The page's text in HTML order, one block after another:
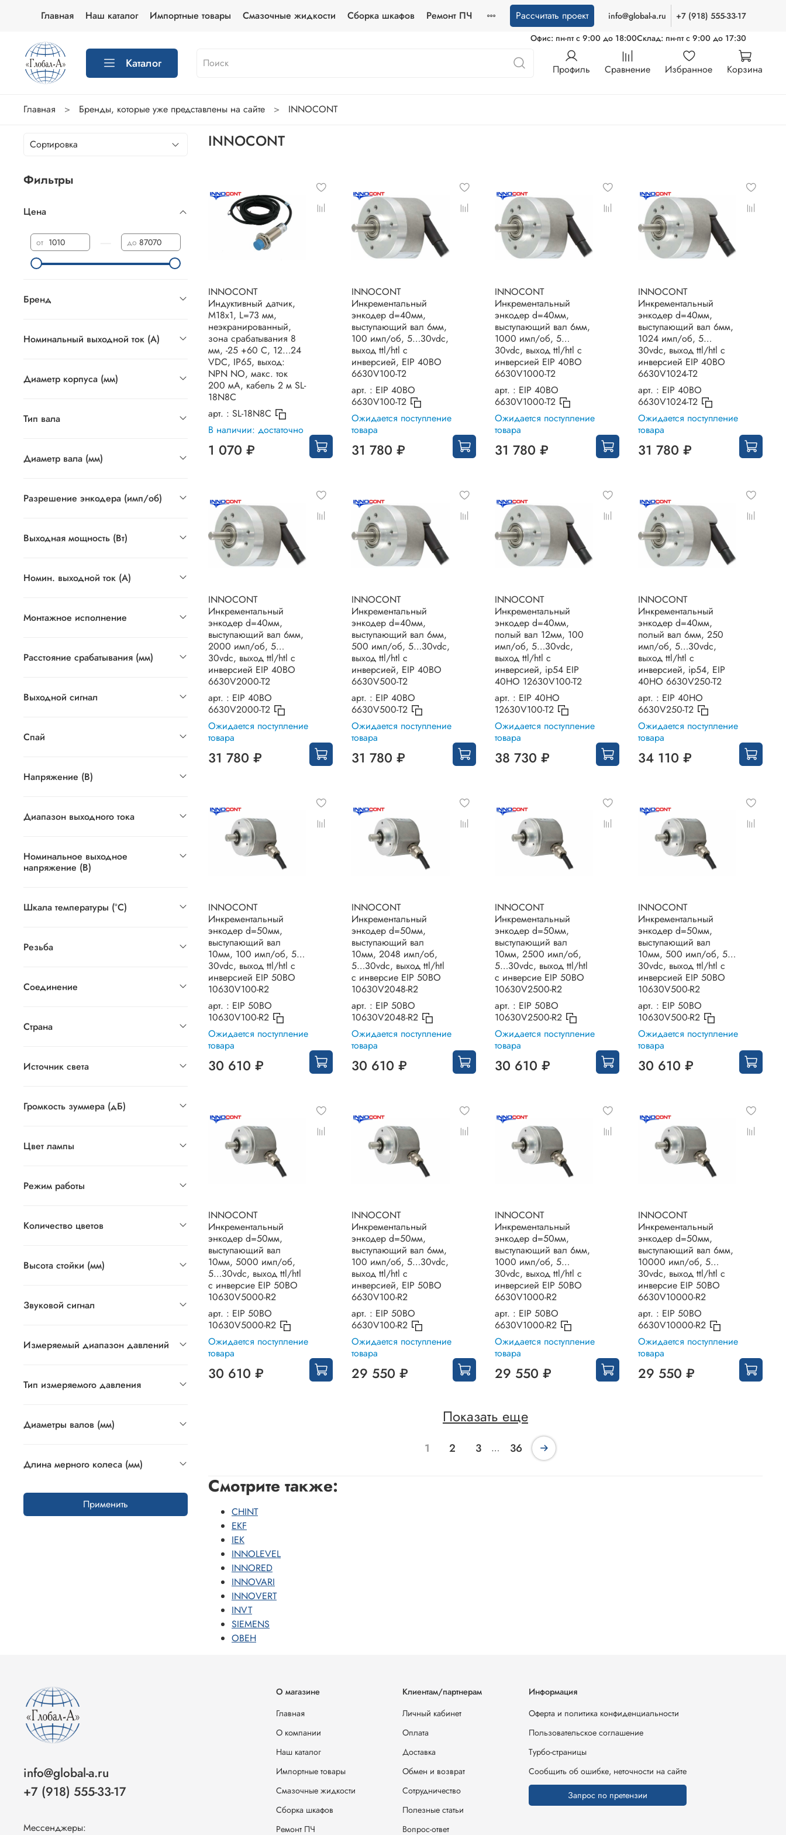
Главная Наш каталог Импортные товары Смазочные жидкости Сборка шкафов Ремонт ПЧ Рассчитать проект info@global-a.ru
+7 (918) 555-33-17
Офис: пн-пт с 9:00 до 18:00Склад: пн-пт с 9:00 до 17:30
Каталог Профиль Сравнение Избранное Корзина
Главная Бренды, которые уже представлены на сайте INNOCONT
INNOCONT
INNOCONT
Индуктивный датчик,
M18x1, L=73 мм,
неэкранированный,
зона срабатывания 8
мм, -25 +60 С, 12…24
VDC, IP65, выход:
NPN NO, макс. ток
200 мА, кабель 2 м SL-
18N8C
арт. : SL-18N8C
В наличии: достаточно
1 070 ₽
INNOCONT
Инкрементальный
энкодер d=40мм,
выступающий вал 6мм,
100 имп/об, 5…30vdc,
выход ttl/htl с
инверсией, EIP 40BO
6630V100-T2
арт. : EIP 40BO
6630V100-T2
Ожидается поступление
товара
31 780 ₽
INNOCONT
Инкрементальный
энкодер d=40мм,
выступающий вал 6мм,
1000 имп/об, 5…
30vdc, выход ttl/htl с
инверсией EIP 40BO
6630V1000-T2
арт. : EIP 40BO
6630V1000-T2
Ожидается поступление
товара
31 780 ₽
INNOCONT
Инкрементальный
энкодер d=40мм,
выступающий вал 6мм,
1024 имп/об, 5…
30vdc, выход ttl/htl с
инверсией EIP 40BO
6630V1024-T2
арт. : EIP 40BO
6630V1024-T2
Ожидается поступление
товара
31 780 ₽
INNOCONT
Инкрементальный
энкодер d=40мм,
выступающий вал 6мм,
2000 имп/об, 5…
30vdc, выход ttl/htl с
инверсией EIP 40BO
6630V2000-T2
арт. : EIP 40BO
6630V2000-T2
Ожидается поступление
товара
31 780 ₽
INNOCONT
Инкрементальный
энкодер d=40мм,
выступающий вал 6мм,
500 имп/об, 5…30vdc,
выход ttl/htl с
инверсией, EIP 40BO
6630V500-T2
арт. : EIP 40BO
6630V500-T2
Ожидается поступление
товара
31 780 ₽
INNOCONT
Инкрементальный
энкодер d=40мм,
полый вал 12мм, 100
имп/об, 5…30vdc,
выход ttl/htl с
инверсией, ip54 EIP
40HO 12630V100-T2
арт. : EIP 40HO
12630V100-T2
Ожидается поступление
товара
38 730 ₽
INNOCONT
Инкрементальный
энкодер d=40мм,
полый вал 6мм, 250
имп/об, 5…30vdc,
выход ttl/htl с
инверсией, ip54, EIP
40HO 6630V250-T2
арт. : EIP 40HO
6630V250-T2
Ожидается поступление
товара
34 110 ₽
INNOCONT
Инкрементальный
энкодер d=50мм,
выступающий вал
10мм, 100 имп/об, 5…
30vdc, выход ttl/htl с
инверсией EIP 50BO
10630V100-R2
арт. : EIP 50BO
10630V100-R2
Ожидается поступление
товара
30 610 ₽
INNOCONT
Инкрементальный
энкодер d=50мм,
выступающий вал
10мм, 2048 имп/об,
5…30vdc, выход ttl/htl
с инверсие EIP 50BO
10630V2048-R2
арт. : EIP 50BO
10630V2048-R2
Ожидается поступление
товара
30 610 ₽
INNOCONT
Инкрементальный
энкодер d=50мм,
выступающий вал
10мм, 2500 имп/об,
5…30vdc, выход ttl/htl
с инверсие EIP 50BO
10630V2500-R2
арт. : EIP 50BO
10630V2500-R2
Ожидается поступление
товара
30 610 ₽
INNOCONT
Инкрементальный
энкодер d=50мм,
выступающий вал
10мм, 500 имп/об, 5…
30vdc, выход ttl/htl с
инверсией EIP 50BO
10630V500-R2
арт. : EIP 50BO
10630V500-R2
Ожидается поступление
товара
30 610 ₽
INNOCONT
Инкрементальный
энкодер d=50мм,
выступающий вал
10мм, 5000 имп/об,
5…30vdc, выход ttl/htl
с инверсие EIP 50BO
10630V5000-R2
арт. : EIP 50BO
10630V5000-R2
Ожидается поступление
товара
30 610 ₽
INNOCONT
Инкрементальный
энкодер d=50мм,
выступающий вал 6мм,
100 имп/об, 5…30vdc,
выход ttl/htl с
инверсией, EIP 50BO
6630V100-R2
арт. : EIP 50BO
6630V100-R2
Ожидается поступление
товара
29 550 ₽
INNOCONT
Инкрементальный
энкодер d=50мм,
выступающий вал 6мм,
1000 имп/об, 5…
30vdc, выход ttl/htl с
инверсией EIP 50BO
6630V1000-R2
арт. : EIP 50BO
6630V1000-R2
Ожидается поступление
товара
29 550 ₽
INNOCONT
Инкрементальный
энкодер d=50мм,
выступающий вал 6мм,
10000 имп/об, 5…
30vdc, выход ttl/htl с
инверсие EIP 50BO
6630V10000-R2
арт. : EIP 50BO
6630V10000-R2
Ожидается поступление
товара
29 550 ₽
Показать еще
1 2 3 … 36
Смотрите также:
CHINT
EKF
IEK
INNOLEVEL
INNORED
INNOVARI
INNOVERT
INVT
SIEMENS
ОВЕН
Фильтры
Цена
от до
Бренд
Номинальный выходной ток (А)
Диаметр корпуса (мм)
Тип вала
Диаметр вала (мм)
Разрешение энкодера (имп/об)
Выходная мощность (Вт)
Номин. выходной ток (А)
Монтажное исполнение
Расстояние срабатывания (мм)
Выходной сигнал
Спай
Напряжение (В)
Диапазон выходного тока
Номинальное выходное
напряжение (В)
Шкала температуры (°C)
Резьба
Соединение
Страна
Источник света
Громкость зуммера (дБ)
Цвет лампы
Режим работы
Количество цветов
Высота стойки (мм)
Звуковой сигнал
Измеряемый диапазон давлений
Тип измеряемого давления
Диаметры валов (мм)
Длина мерного колеса (мм)
Применить
О магазине
Главная
О компании
Наш каталог
Импортные товары
Смазочные жидкости
Сборка шкафов
Ремонт ПЧ
Клиентам/партнерам
Личный кабинет
Оплата
Доставка
Обмен и возврат
Сотрудничество
Полезные статьи
Вопрос-ответ
Информация
Оферта и политика конфиденциальности
Пользовательское соглашение
Турбо-страницы
Сообщить об ошибке, неточности на сайте
Запрос по претензии
info@global-a.ru
+7 (918) 555-33-17
Мессенджеры: